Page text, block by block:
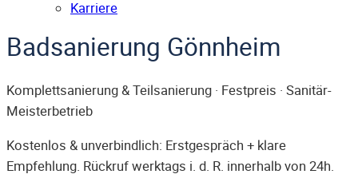
Karriere
Badsanierung Gönnheim
Komplettsanierung & Teilsanierung · Festpreis · Sanitär-
Meisterbetrieb
Kostenlos & unverbindlich: Erstgespräch + klare
Empfehlung. Rückruf werktags i. d. R. innerhalb von 24h.